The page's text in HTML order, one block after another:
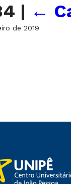
| ←
de 2019